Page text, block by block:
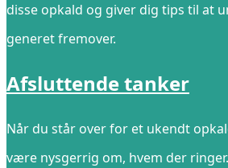
disse opkald og giver dig tips til at
generet fremover.
Afsluttende tanker
Når du står over for et ukendt
være nysgerrig om, hvem der